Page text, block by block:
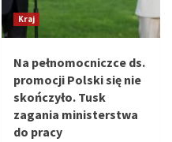
Kraj
Na pełnomocniczce ds.
promocji Polski się nie
skończyło. Tusk
zagania ministerstwa
do pracy